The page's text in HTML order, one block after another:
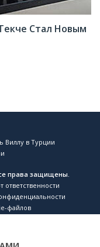
Стал Новым
Виллу в Турции
права защищены.
файлов